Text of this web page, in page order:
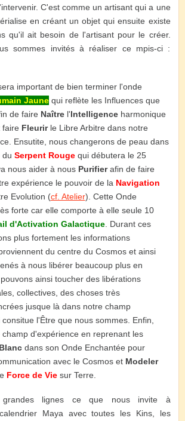
C'est comme un artisant qui a une
en créant un objet qui ensuite existe
qu'il ait besoin de l'artisant pour le créer.
sommes invités à réaliser ce mpis-ci :
important de bien terminer l'onde
Jaunequi reflète les Influences que
de faire Naître l'Intelligence harmonique
faire Fleurir le Libre Arbitre dans notre
Ensutite, nous changerons de peau dans
du Serpent Rougequi débutera le 25
nous aider à nous Purifierafin de faire
expérience le pouvoir de la Navigation
Evolution (cf. Atelier). Cette Onde
forte car elle comporte à elle seule 10
d'Activation Galactique. Durant ces
plus fortement les informations
du centre du Cosmos et ainsi
à nous libérer beaucoup plus en
ainsi toucher des libérations
collectives, des choses très
jusque là dans notre champ
l'Être que nous sommes. Enfin,
d'expérience en reprenant les
dans son Onde Enchantée pour
avec le Cosmos et Modeler
Force de Viesur Terre.
lignes ce que nous invite à
Maya avec toutes les Kins, les